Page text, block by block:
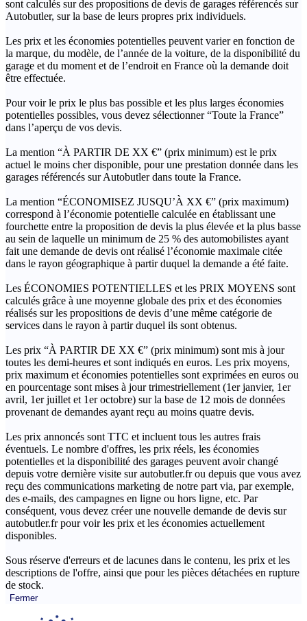
sont calculés sur des propositions de devis de garages référencés sur
Autobutler, sur la base de leurs propres prix individuels.
Les prix et les économies potentielles peuvent varier en fonction de
la marque, du modèle, de l’année de la voiture, de la disponibilité du
garage et du moment et de l’endroit en France où la demande doit
être effectuée.
Pour voir le prix le plus bas possible et les plus larges économies
potentielles possibles, vous devez sélectionner “Toute la France”
dans l’aperçu de vos devis.
La mention “À PARTIR DE XX €” (prix minimum) est le prix
actuel le moins cher disponible, pour une prestation donnée dans les
garages référencés sur Autobutler dans toute la France.
La mention “ÉCONOMISEZ JUSQU’À XX €” (prix maximum)
correspond à l’économie potentielle calculée en établissant une
fourchette entre la proposition de devis la plus élevée et la plus basse
au sein de laquelle un minimum de 25 % des automobilistes ayant
fait une demande de devis ont réalisé l’économie maximale citée
dans le rayon géographique à partir duquel la demande a été faite.
Les ÉCONOMIES POTENTIELLES et les PRIX MOYENS sont
calculés grâce à une moyenne globale des prix et des économies
réalisés sur les propositions de devis d’une même catégorie de
services dans le rayon à partir duquel ils sont obtenus.
Les prix “À PARTIR DE XX €” (prix minimum) sont mis à jour
toutes les demi-heures et sont indiqués en euros. Les prix moyens,
prix maximum et économies potentielles sont exprimées en euros ou
en pourcentage sont mises à jour trimestriellement (1er janvier, 1er
avril, 1er juillet et 1er octobre) sur la base de 12 mois de données
provenant de demandes ayant reçu au moins quatre devis.
Les prix annoncés sont TTC et incluent tous les autres frais
éventuels. Le nombre d'offres, les prix réels, les économies
potentielles et la disponibilité des garages peuvent avoir changé
depuis votre dernière visite sur autobutler.fr ou depuis que vous avez
reçu des communications marketing de notre part via, par exemple,
des e-mails, des campagnes en ligne ou hors ligne, etc. Par
conséquent, vous devez créer une nouvelle demande de devis sur
autobutler.fr pour voir les prix et les économies actuellement
disponibles.
Sous réserve d'erreurs et de lacunes dans le contenu, les prix et les
descriptions de l'offre, ainsi que pour les pièces détachées en rupture
de stock.
Fermer